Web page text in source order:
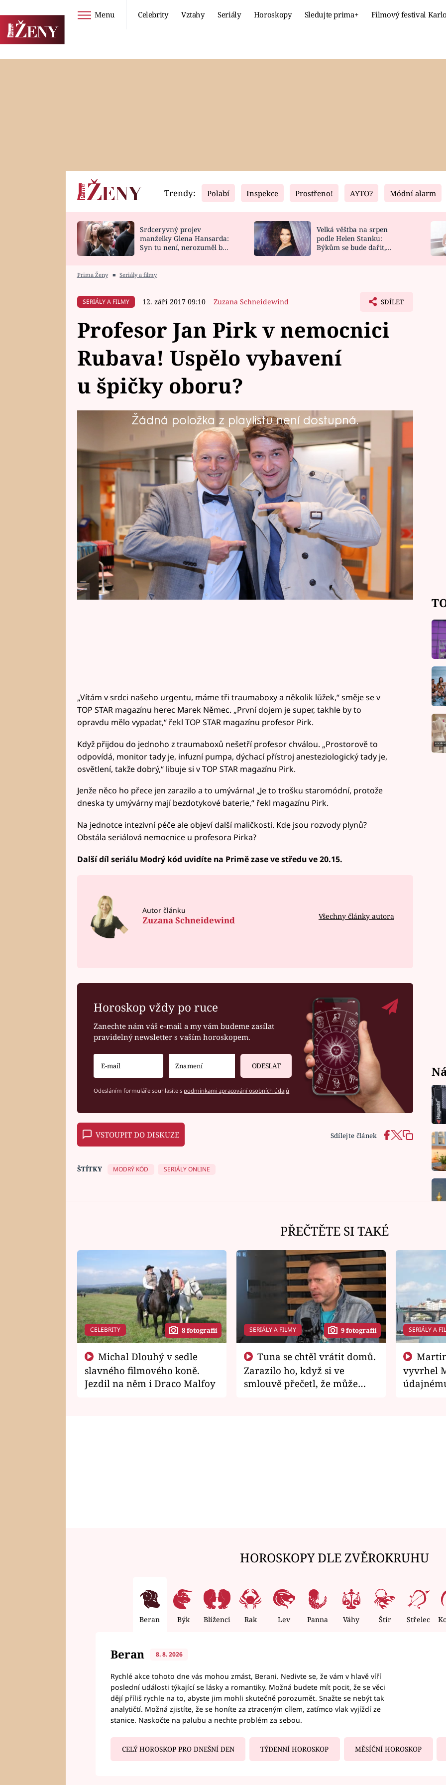
Menu Celebrity Vztahy Seriály Horoskopy Sledujte prima+ Filmový festival
Horoskopy
HOROSKOP NA
Video
CELEBRITY
VAŘENÍ
Fresh
NOVINKY
VIDEORECEPTY
Living
DESIGN
Trendy: Polabí Inspekce Prostřeno! AYTO? Módní alarm
Srdceryvný projev
manželky Glena Hansarda:
Syn tu není, nerozuměl by
Velká věštba na srpen
podle Helen Stanku:
Býkům se bude dařit,
Prima Ženy ■ Seriály a filmy
SERIÁLY A FILMY 12. září 2017 09:10 Zuzana Schneidewind SDÍLET
Profesor Jan Pirk v nemocnici
Rubava! Uspělo vybavení
u špičky oboru?
Žádná položka z playlistu není dostupná.
Seriálový doktor David Hofbauer v podání herce Marka Němce dostal
neobvyklou roli! Ujal se role průvodce po Nemocnici Rubava a na
návštěvu do seriálové nemocnice, kde se Modrý kód natáčí, pozval
světově uznávaného kardiochirurga profesora Jana Pirka. Ten má na
svém kontě přes sedm a půl tisíce operací srdce. Jak obstála
nemocnice Rubava před absolutní špičkou v oboru? PUSŤTE SI CELOU
reportáž z této exkluzivní návštěvy v TOP STAR magazínu.
„Vítám v srdci našeho urgentu, máme tři traumaboxy a několik lůžek,“ směje se v
TOP STAR magazínu herec Marek Němec. „První dojem je super, takhle by to
opravdu mělo vypadat,“ řekl TOP STAR magazínu profesor Pirk.
Když přijdou do jednoho z traumaboxů nešetří profesor chválou. „Prostorově to
odpovídá, monitor tady je, infuzní pumpa, dýchací přístroj anesteziologický tady je,
osvětlení, takže dobrý,“ libuje si v TOP STAR magazínu Pirk.
Jenže něco ho přece jen zarazilo a to umývárna! „Je to trošku staromódní, protože
dneska ty umývárny mají bezdotykové baterie,“ řekl magazínu Pirk.
Na jednotce intezivní péče ale objeví další maličkosti. Kde jsou rozvody plynů?
Obstála seriálová nemocnice u profesora Pirka?
Další díl seriálu Modrý kód uvidíte na Primě zase ve středu ve 20.15.
Autor článku
Zuzana Schneidewind Všechny články autora
Horoskop vždy po ruce
Zanechte nám váš e-mail a my vám budeme zasílat
pravidelný newsletter s vaším horoskopem.
ODESLAT
Odesláním formuláře souhlasíte s podmínkami zpracování osobních údajů
VSTOUPIT DO DISKUZE Sdílejte článek
ŠTÍTKY MODRÝ KÓD SERIÁLY ONLINE
PŘEČTĚTE SI TAKÉ
CELEBRITY 8 fotografií
slavného filmového koně.
Jezdil na něm i Draco Malfoy
SERIÁLY A FILMY 9 fotografií
Zarazilo ho, když si ve
smlouvě přečetl, že může
SERIÁLY A
vyvrhel
HOROSKOPY DLE ZVĚROKRUHU
Beran Býk Blíženci Rak Lev Panna Váhy Štír Střelec
Beran 8. 8. 2026
Rychlé akce tohoto dne vás mohou zmást, Berani. Nedivte se, že vám v hlavě víří
poslední události týkající se lásky a romantiky. Možná budete mít pocit, že se věci
dějí příliš rychle na to, abyste jim mohli skutečně porozumět. Snažte se nebýt tak
analytičtí. Možná zjistíte, že se honíte za ztraceným cílem, zatímco vlak vyjíždí ze
stanice. Naskočte na palubu a nechte problém za sebou.
CELÝ HOROSKOP PRO DNEŠNÍ DEN TÝDENNÍ HOROSKOP MĚSÍČNÍ HOROSKOP